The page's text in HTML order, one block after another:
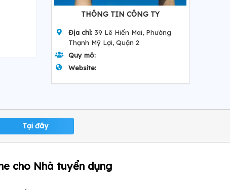
THÔNG TIN CÔNG TY
Địa chỉ:39 Lê Hiến Mai, Phường
Thạnh Mỹ Lợi, Quận 2
Quy mô:
Website:
Tại đây
cho Nhà tuyển dụng